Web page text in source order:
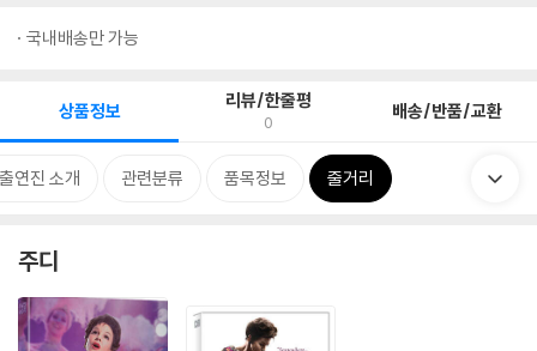
국내배송만 가능
상품정보 리뷰/한줄평
0 배송/반품/교환
연진 소개 관련분류 품목정보 줄거리
주디